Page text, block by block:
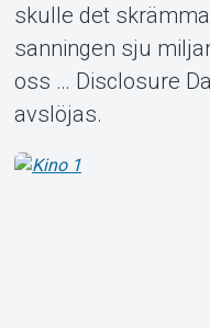
skulle det
sanningen sju
oss … Disclosure
avslöjas.